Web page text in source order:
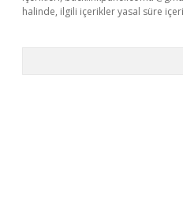
halinde, ilgili içerikler yasal süre